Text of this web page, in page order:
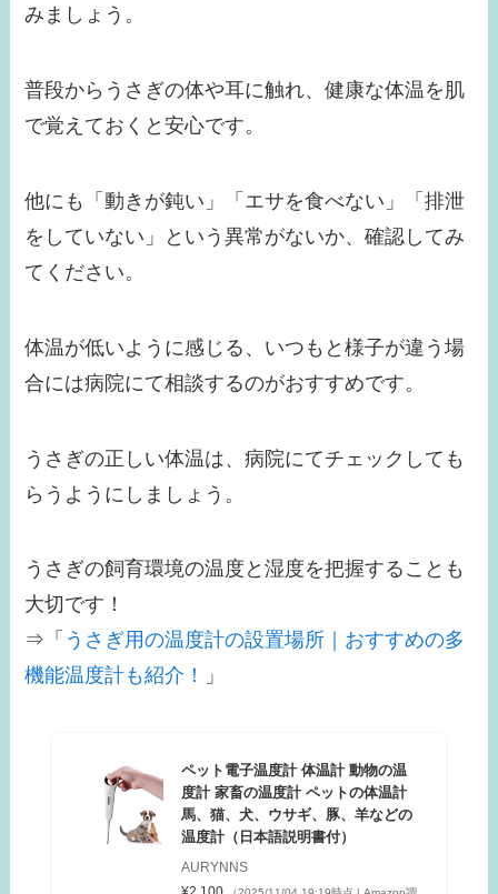
みましょう。
普段からうさぎの体や耳に触れ、健康な体温を肌
で覚えておくと安心です。
他にも「動きが鈍い」「エサを食べない」「排泄
をしていない」という異常がないか、確認してみ
てください。
体温が低いように感じる、いつもと様子が違う場
合には病院にて相談するのがおすすめです。
うさぎの正しい体温は、病院にてチェックしても
らうようにしましょう。
うさぎの飼育環境の温度と湿度を把握することも
大切です！
⇒「 うさぎ用の温度計の設置場所｜おすすめの多
機能温度計も紹介！
」
ペット電子温度計 体温計 動物の温
度計 家畜の温度計 ペットの体温計
馬、猫、犬、ウサギ、豚、羊などの
温度計（日本語説明書付）
AURYNNS